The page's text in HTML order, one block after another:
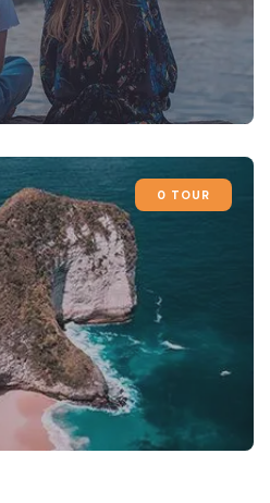
0 TOUR